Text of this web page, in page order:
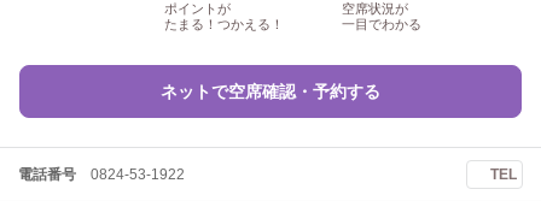
ポイントが
たまる！つかえる！
空席状況が
一目でわかる
ネットで空席確認・予約する
電話番号 0824-53-1922 TEL